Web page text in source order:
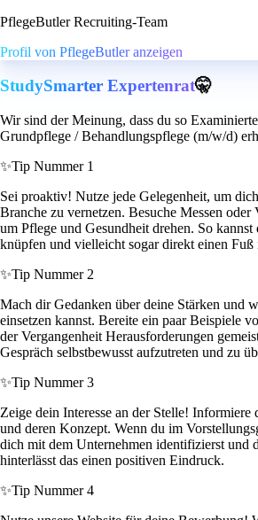
PflegeButler Recruiting-Team
Profil von PflegeButler anzeigen
StudySmarter Expertenrat🤫
Wir sind der Meinung, dass du so
Grundpflege / Behandlungspflege (m/w/d)
✨Tip Nummer 1
Sei proaktiv! Nutze jede Gelegenheit, um
Branche zu vernetzen. Besuche Messen oder
um Pflege und Gesundheit drehen. So
knüpfen und vielleicht sogar direkt einen
✨Tip Nummer 2
Mach dir Gedanken über deine Stärken und
einsetzen kannst. Bereite ein paar Beispiele
der Vergangenheit Herausforderungen
Gespräch selbstbewusst aufzutreten und zu
✨Tip Nummer 3
Zeige dein Interesse an der Stelle!
und deren Konzept. Wenn du im
dich mit dem Unternehmen identifizierst und
hinterlässt das einen positiven Eindruck.
✨Tip Nummer 4